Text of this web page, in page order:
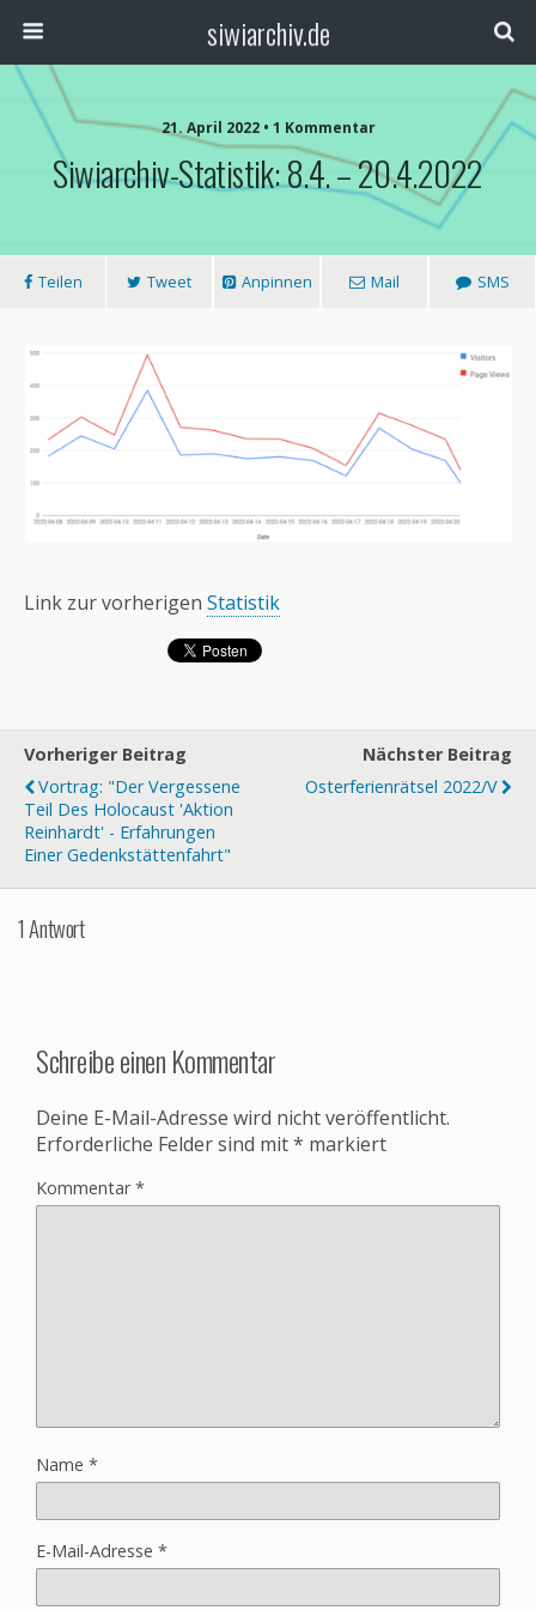
siwiarchiv.de
21. April 2022 • 1 Kommentar
Siwiarchiv-Statistik: 8.4. – 20.4.2022
Teilen Tweet Anpinnen Mail SMS
Link zur vorherigen Statistik
Vorheriger Beitrag
Vortrag: "Der Vergessene
Teil Des Holocaust 'Aktion
Reinhardt' - Erfahrungen
Einer Gedenkstättenfahrt"
Nächster Beitrag
Osterferienrätsel 2022/V
1 Antwort
Schreibe einen Kommentar
Deine E-Mail-Adresse wird nicht veröffentlicht.
Erforderliche Felder sind mit* markiert
Kommentar*
Name *
E-Mail-Adresse *